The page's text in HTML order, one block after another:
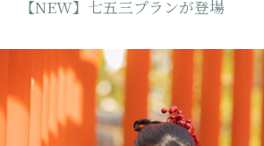
撮影データ(30カット) 10カ
68,200 （税込）